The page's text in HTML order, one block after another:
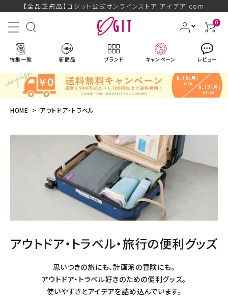
【全品正規品】コジット公式オンラインストア アイデア.com
0
特集一覧 新商品 ブランド キャンペーン レビュー
ようこそ ゲスト 様
会員登録
新商品
暑さ・紫外線対策グッズ
推し活グッズ
HOME アウトドア・トラベル
アウトドア・トラベル・旅行の便利グッズ
思いつきの旅にも、計画派の冒険にも。
アウトドア・トラベル好きのための便利グッズ。
使いやすさとアイデアを詰め込んでいます。